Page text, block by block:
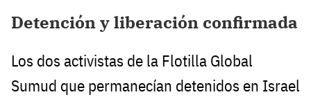
Detención y liberación confirmada
Los dos activistas de la Flotilla Global
Sumud que permanecían detenidos en Israel